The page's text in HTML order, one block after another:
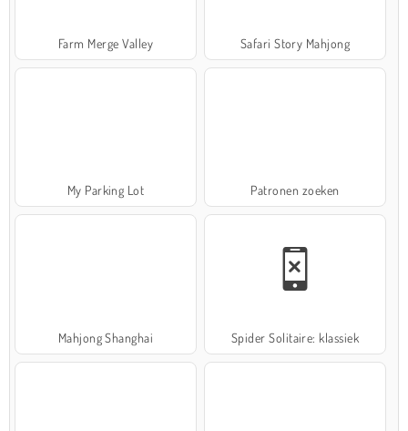
Farm Merge Valley Safari Story Mahjong
My Parking Lot Patronen zoeken
Mahjong Shanghai Spider Solitaire: klassiek